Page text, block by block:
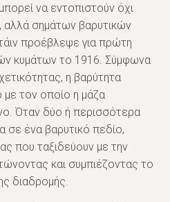
να εντοπιστούν όχι
σημάτων βαρυτικών
προέβλεψε για πρώτη
κυμάτων το 1916. Σύμφωνα
η βαρύτητα
τον οποίο η μάζα
Όταν δύο ή περισσότερα
σε ένα βαρυτικό πεδίο,
που ταξιδεύουν με την
και συμπιέζοντας το
διαδρομής.